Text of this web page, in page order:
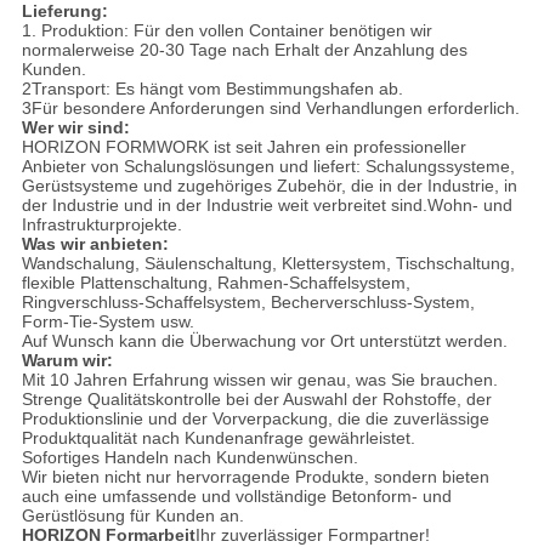
Lieferung:
1. Produktion: Für den vollen Container benötigen wir
normalerweise 20-30 Tage nach Erhalt der Anzahlung des
Kunden.
2Transport: Es hängt vom Bestimmungshafen ab.
3Für besondere Anforderungen sind Verhandlungen erforderlich.
Wer wir sind:
HORIZON FORMWORK ist seit Jahren ein professioneller
Anbieter von Schalungslösungen und liefert: Schalungssysteme,
Gerüstsysteme und zugehöriges Zubehör, die in der Industrie, in
der Industrie und in der Industrie weit verbreitet sind.Wohn- und
Infrastrukturprojekte.
Was wir anbieten:
Wandschalung, Säulenschaltung, Klettersystem, Tischschaltung,
flexible Plattenschaltung, Rahmen-Schaffelsystem,
Ringverschluss-Schaffelsystem, Becherverschluss-System,
Form-Tie-System usw.
Auf Wunsch kann die Überwachung vor Ort unterstützt werden.
Warum wir:
Mit 10 Jahren Erfahrung wissen wir genau, was Sie brauchen.
Strenge Qualitätskontrolle bei der Auswahl der Rohstoffe, der
Produktionslinie und der Vorverpackung, die die zuverlässige
Produktqualität nach Kundenanfrage gewährleistet.
Sofortiges Handeln nach Kundenwünschen.
Wir bieten nicht nur hervorragende Produkte, sondern bieten
auch eine umfassende und vollständige Betonform- und
Gerüstlösung für Kunden an.
HORIZON FormarbeitIhr zuverlässiger Formpartner!